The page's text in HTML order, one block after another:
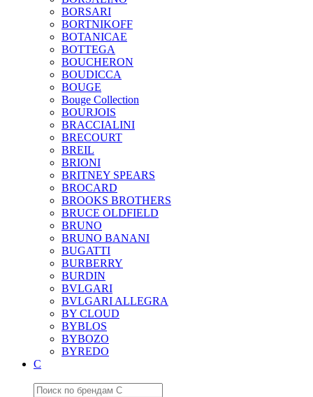
BORSARI
BORTNIKOFF
BOTANICAE
BOTTEGA
BOUCHERON
BOUDICCA
BOUGE
Bouge Collection
BOURJOIS
BRACCIALINI
BRECOURT
BREIL
BRIONI
BRITNEY SPEARS
BROCARD
BROOKS BROTHERS
BRUCE OLDFIELD
BRUNO
BRUNO BANANI
BUGATTI
BURBERRY
BURDIN
BVLGARI
BVLGARI ALLEGRA
BY CLOUD
BYBLOS
BYBOZO
BYREDO
C